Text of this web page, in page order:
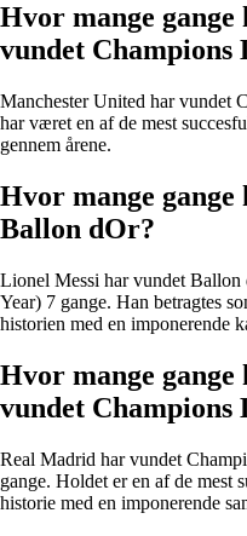
Hvor mange
vundet Champions
Manchester United har vundet
har været en af de mest
gennem årene.
Hvor mange
Ballon dOr?
Lionel Messi har vundet
Year) 7 gange. Han betragtes
historien med en imponerende
Hvor mange
vundet Champions
Real Madrid har vundet
gange. Holdet er en af de mest
historie med en imponerende